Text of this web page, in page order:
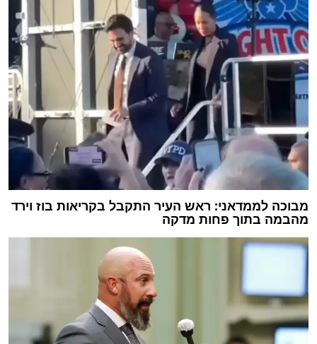
מבוכה לממדאני: ראש העיר התקבל בקריאות בוז וירד
מהבמה בתוך פחות מדקה